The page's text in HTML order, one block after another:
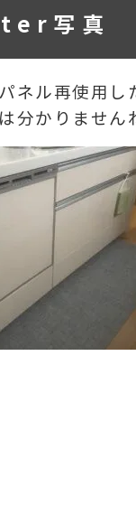
写真
ネル再使用し
分かりません